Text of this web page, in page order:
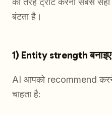
बंटता है।
1) Entity strength
AI आपको recommend
चाहता है: